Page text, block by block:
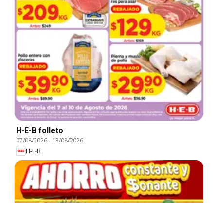
H-E-B folleto
07/08/2026- 13/08/2026
H-E-B